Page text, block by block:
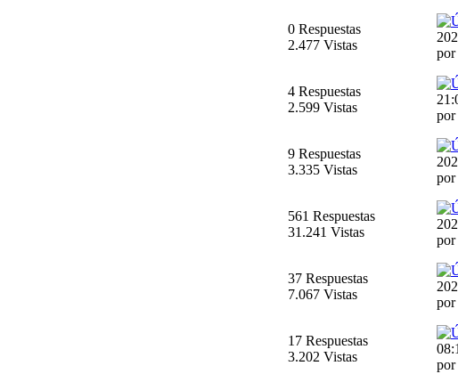
0 Respuestas
2.477 Vistas
por
4 Respuestas
2.599 Vistas
por
9 Respuestas
3.335 Vistas
561 Respuestas
31.241 Vistas
por
37 Respuestas
7.067 Vistas
por
17 Respuestas
3.202 Vistas